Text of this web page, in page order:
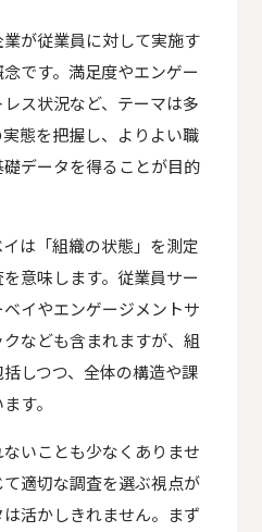
が従業員に対して実施す
です。満足度やエンゲー
ス状況など、テーマは多
態を把握し、よりよい職
データを得ることが目的
は「組織の状態」を測定
意味します。従業員サー
イやエンゲージメントサ
なども含まれますが、組
しつつ、全体の構造や課
す。
いことも少なくありませ
適切な調査を選ぶ視点が
活かしきれません。まず